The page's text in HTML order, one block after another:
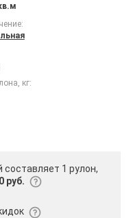
кг:
составляет 1 рулон,
руб.